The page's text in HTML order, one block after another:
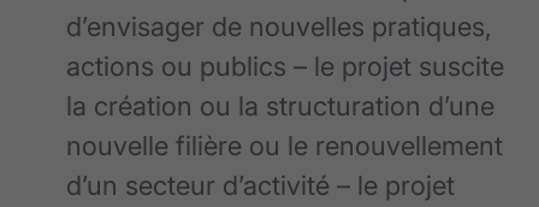
d’envisager de nouvelles pratiques,
actions ou publics – le projet suscite
la création ou la structuration d’une
nouvelle filière ou le renouvellement
d’un secteur d’activité – le projet